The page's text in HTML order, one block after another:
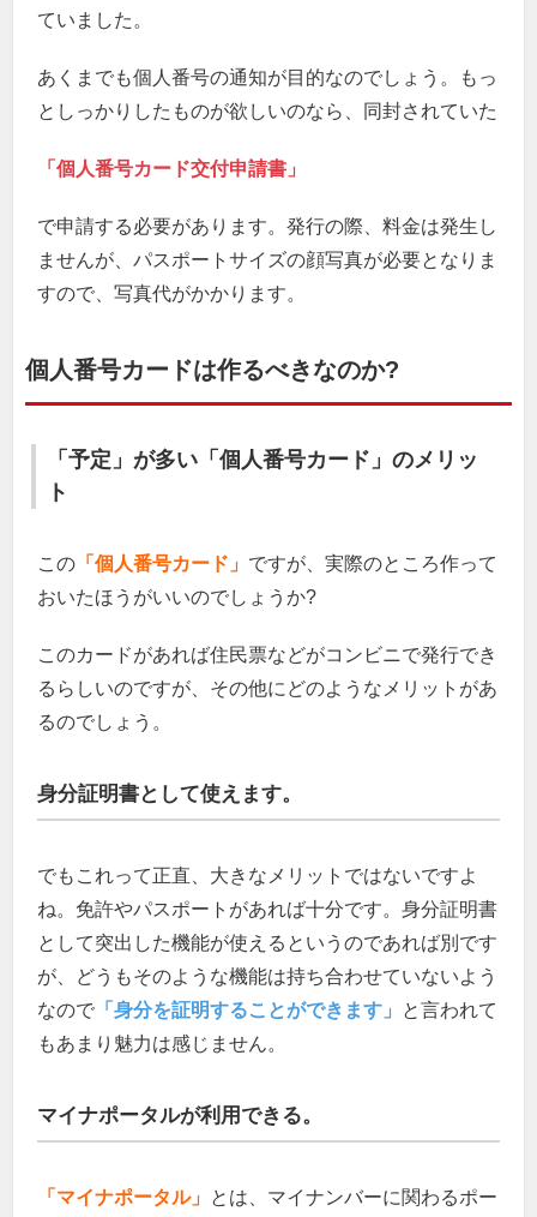
ていました。
あくまでも個人番号の通知が目的なのでしょう。もっ
としっかりしたものが欲しいのなら、同封されていた
「個人番号カード交付申請書」
で申請する必要があります。発行の際、料金は発生し
ませんが、パスポートサイズの顔写真が必要となりま
すので、写真代がかかります。
個人番号カードは作るべきなのか?
「予定」が多い「個人番号カード」のメリッ
ト
この 「個人番号カード」 ですが、実際のところ作って
おいたほうがいいのでしょうか?
このカードがあれば住民票などがコンビニで発行でき
るらしいのですが、その他にどのようなメリットがあ
るのでしょう。
身分証明書として使えます。
でもこれって正直、大きなメリットではないですよ
ね。免許やパスポートがあれば十分です。身分証明書
として突出した機能が使えるというのであれば別です
が、どうもそのような機能は持ち合わせていないよう
なので 「身分を証明することができます」
と言われて
もあまり魅力は感じません。
マイナポータルが利用できる。
「マイナポータル」 とは、マイナンバーに関わるポー